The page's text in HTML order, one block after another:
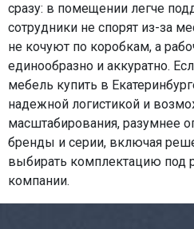
сразу: в помещении легче
сотрудники не спорят из-за
не кочуют по коробкам, а
единообразно и аккуратно.
мебель купить в
надежной логистикой и
масштабирования, разумнее
бренды и серии, включая
выбирать комплектацию под
компании.